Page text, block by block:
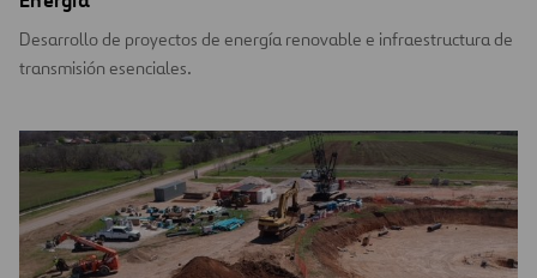
Desarrollo de proyectos de energía renovable e infraestructura de
transmisión esenciales.